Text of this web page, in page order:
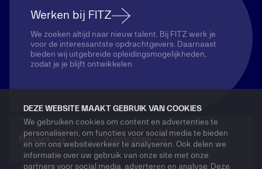
DEZE WEBSITE MAAKT GEBRUIK VAN COOKIES
We gebruiken cookies om content en advertenties te
personaliseren, om functies voor social media te bieden
en om ons websiteverkeer te analyseren. Ook delen we
informatie over uw gebruik van onze site met onze
partners voor social media, adverteren en analyse. Deze
Werken bij FITZ
We zoeken altijd naar nieuw talent. Bij FITZ werk je
voor de interessantste opdrachtgevers. Daarnaast
bieden wij uitgebreide opleidingsmogelijkheden,
zodat je je blijft ontwikkelen.
Nieuws Klantcases